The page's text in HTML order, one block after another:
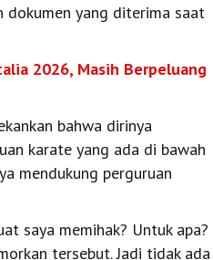
dokumen yang diterima saat
2026, Masih Berpeluang
bahwa dirinya
karate yang ada di bawah
mendukung perguruan
saya memihak? Untuk apa?
tersebut. Jadi tidak ada